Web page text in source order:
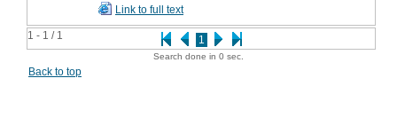
1 - 1 / 1 1
Link to full text
Search done in 0 sec.
Back to top